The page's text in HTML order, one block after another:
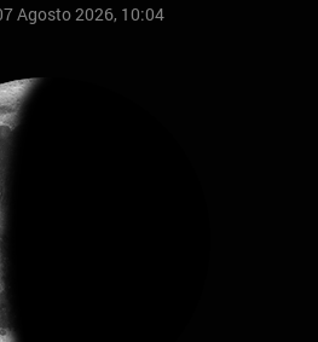
Agosto 2026, 10:04